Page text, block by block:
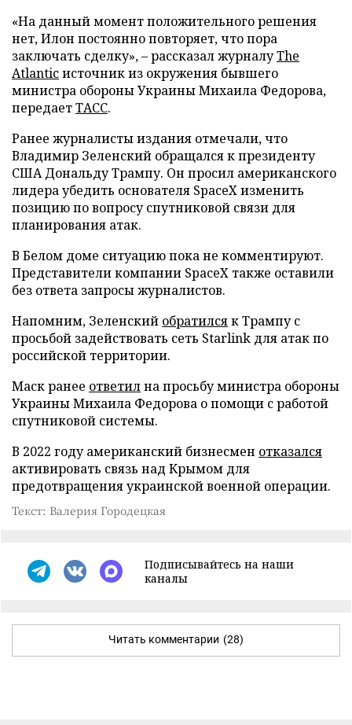
«На данный момент положительного решения
нет, Илон постоянно повторяет, что пора
заключать сделку», – рассказал журналуThe
Atlanticисточник из окружения бывшего
министра обороны Украины Михаила Федорова,
передаетТАСС.
Ранее журналисты издания отмечали, что
Владимир Зеленский обращался к президенту
США Дональду Трампу. Он просил американского
лидера убедить основателя SpaceX изменить
позицию по вопросу спутниковой связи для
планирования атак.
В Белом доме ситуацию пока не комментируют.
Представители компании SpaceX также оставили
без ответа запросы журналистов.
Напомним, Зеленский обратилсяк Трампу с
просьбой задействовать сеть Starlink для атак по
российской территории.
Маск ранее ответилна просьбу министра обороны
Украины Михаила Федорова о помощи с работой
спутниковой системы.
В 2022 году американский бизнесмен отказался
активировать связь над Крымом для
предотвращения украинской военной операции.
Текст: Валерия Городецкая
Подписывайтесь на наши
каналы
Читать комментарии (28)